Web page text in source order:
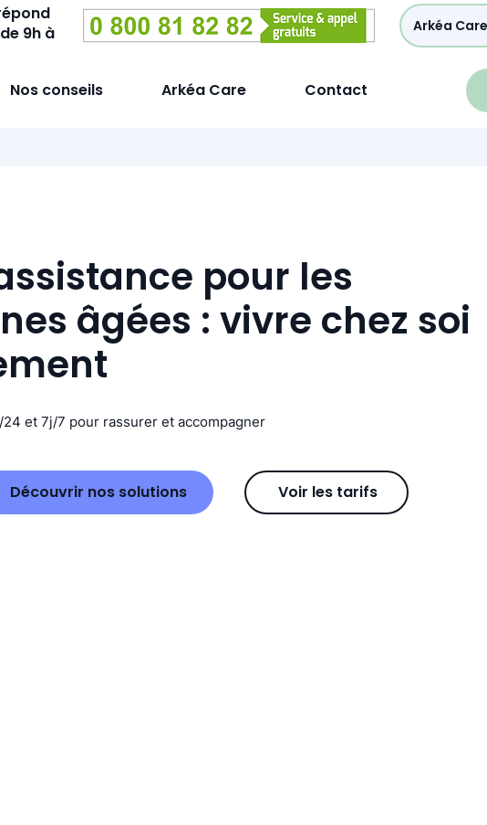
9h à
Arkéa
Nos conseils Arkéa Care Contact
pour les
âgées : vivre chez soi
et 7j/7 pour rassurer et accompagner
Découvrir nos solutions Voir les tarifs